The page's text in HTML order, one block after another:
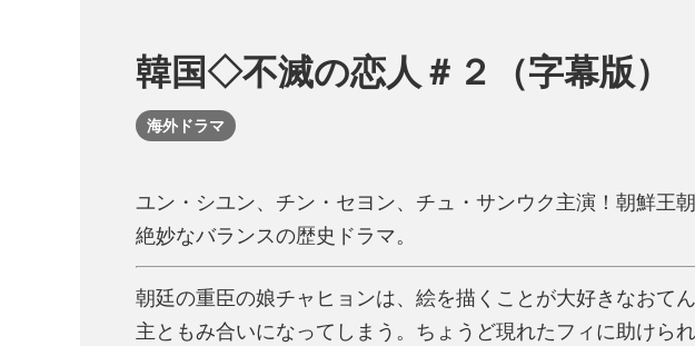
韓国◇不滅の恋人＃２（字幕版）
海外ドラマ
ユン・シユン、チン・セヨン、チュ・サンウク主演！朝鮮王
絶妙なバランスの歴史ドラマ。
朝廷の重臣の娘チャヒョンは、絵を描くことが大好きなおて
主ともみ合いになってしまう。ちょうど現れたフィに助けら